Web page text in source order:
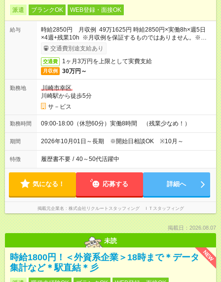
派遣 ブランクOK WEB登録・面接OK
給与
時給2850円 月収例 49万1625円 時給2850円×実働8h×週5日
×4週+残業10h ※月収例を保証するものではありません。※給与
即受取りサービス利用可（利用条件有）
交通費別途支給あり
交通費 1ヶ月3万円を上限として実費支給
月収例 30万円～
勤務地
川崎市幸区
川崎駅から徒歩5分
サ－ビス
勤務時間 09:00-18:00（休憩60分）実働8時間 （残業少なめ！）
期間 2026年10月01日～長期 ※開始日相談OK ※10月～
特徴 履歴書不要 / 40～50代活躍中
気になる！ 応募する 詳細へ
掲載元企業名 株式会社リクルートスタッフィング ＩＴスタッフィング
掲載日：2026.08.07
未読
NEW
時給1800円！＜外資系企業＞18時まで＊データ
集計など＊駅直結＊彡